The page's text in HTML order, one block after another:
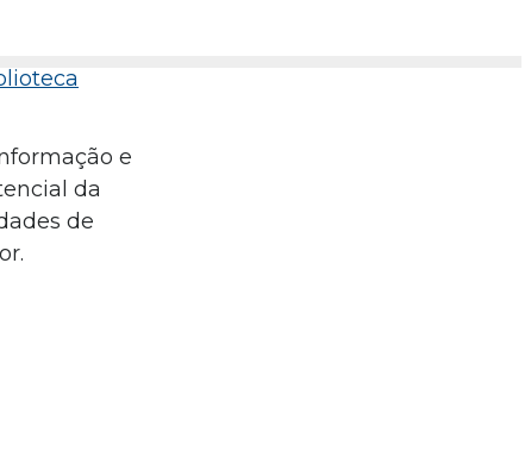
e
da
de